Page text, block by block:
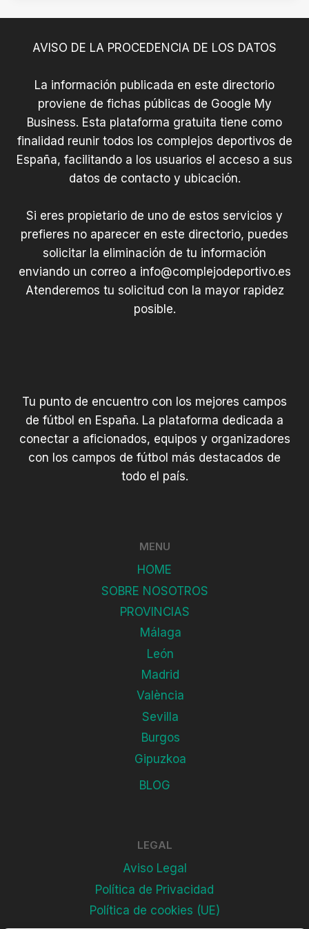
l
M
a
n
B
a
r
a
s
AVISO DE LA PROCEDENCIA DE LOS DATOS
La información publicada en este directorio
proviene de fichas públicas de Google My
Business. Esta plataforma gratuita tiene como
finalidad reunir todos los complejos deportivos de
España, facilitando a los usuarios el acceso a sus
datos de contacto y ubicación.
Si eres propietario de uno de estos servicios y
prefieres no aparecer en este directorio, puedes
solicitar la eliminación de tu información
enviando un correo a info@complejodeportivo.es
Atenderemos tu solicitud con la mayor rapidez
posible.
Tu punto de encuentro con los mejores campos
de fútbol en España. La plataforma dedicada a
conectar a aficionados, equipos y organizadores
con los campos de fútbol más destacados de
todo el país.
MENU
HOME
SOBRE NOSOTROS
PROVINCIAS
Málaga
León
Madrid
València
Sevilla
Burgos
Gipuzkoa
BLOG
LEGAL
Aviso Legal
Política de Privacidad
Política de cookies (UE)